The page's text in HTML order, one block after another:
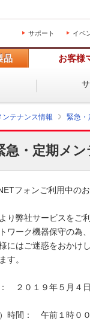
サポート イベ
品 お客様
テナンス情報 緊急・
急・定期メ
フォンご利用中の
り弊社サービスをご
ワーク機器保守の為
にはご迷惑をおかけ
す。
　２０１９年５月４
）時間：　午前１時０